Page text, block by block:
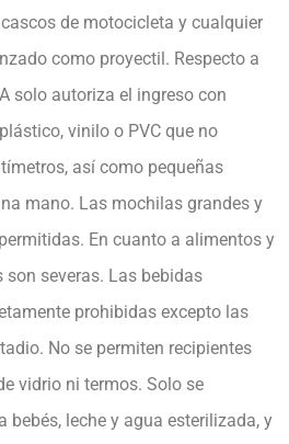
de motocicleta y cualquier
como proyectil. Respecto a
solo autoriza el ingreso con
vinilo o PVC que no
así como pequeñas
mano. Las mochilas grandes y
En cuanto a alimentos y
son severas. Las bebidas
prohibidas excepto las
No se permiten recipientes
vidrio ni termos. Solo se
bebés, leche y agua esterilizada, y